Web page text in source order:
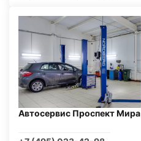
Автосервис Проспект Мира